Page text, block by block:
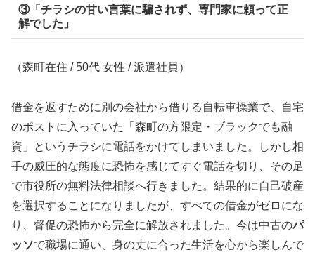
③「チラシの甘い言葉に騙されず、専門家に頼って正
解でした」
（森町在住 / 50代 女性 / 派遣社員）
借金を返すために別の会社から借りる自転車操業で、自宅
のポストに入っていた「森町の方限定・ブラックでも融
資」というチラシに電話をかけてしまいました。しかし相
手の威圧的な態度に恐怖を感じてすぐ電話を切り、その足
で市役所の無料法律相談へ行きました。結果的に自己破産
を選択することになりましたが、すべての借金がゼロにな
り、督促の恐怖から完全に解放されました。今は中古のパ
ッソで職場に通い、身の丈に合った生活を心から楽しんで